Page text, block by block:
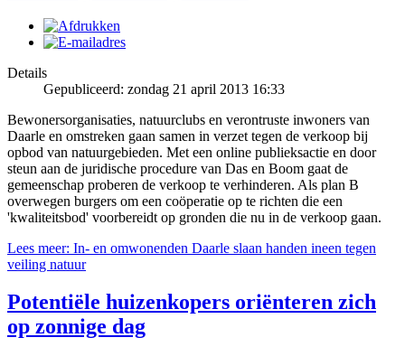
Details
Gepubliceerd: zondag 21 april 2013 16:33
Bewonersorganisaties, natuurclubs en verontruste inwoners van
Daarle en omstreken gaan samen in verzet tegen de verkoop bij
opbod van natuurgebieden. Met een online publieksactie en door
steun aan de juridische procedure van Das en Boom gaat de
gemeenschap proberen de verkoop te verhinderen. Als plan B
overwegen burgers om een coöperatie op te richten die een
'kwaliteitsbod' voorbereidt op gronden die nu in de verkoop gaan.
Lees meer: In- en omwonenden Daarle slaan handen ineen tegen
veiling natuur
Potentiële huizenkopers oriënteren zich
op zonnige dag